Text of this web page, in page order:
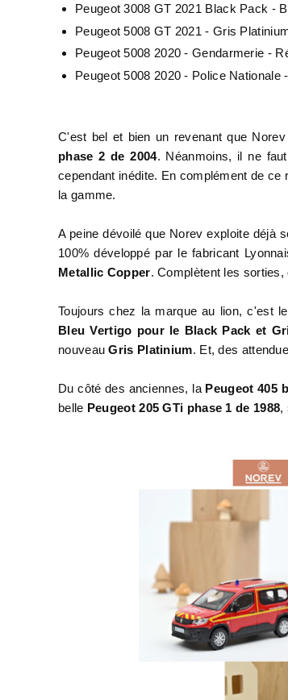
Peugeot 3008 GT 2021 Black Pack -
Peugeot 5008 GT 2021 - Gris
Peugeot 5008 2020 - Gendarmerie -
Peugeot 5008 2020 - Police Nationale
C'est bel et bien un revenant que
phase 2 de 2004. Néanmoins, il ne
cependant inédite. En complément de ce
la gamme.
A peine dévoilé que Norev exploite déjà
100% développé par le fabricant
Metallic Copper. Complètent les sorties,
Toujours chez la marque au lion, c'est le
Bleu Vertigo pour le Black Pack et
nouveauGris Platinium. Et, des
Du côté des anciennes, la Peugeot 405
belle Peugeot 205 GTi phase 1 de 1988,